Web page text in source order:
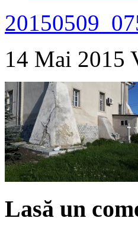
14 Mai 2015
Lasă un